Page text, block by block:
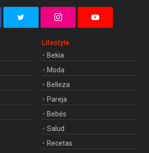
Lifestyle
Bekia
Moda
Belleza
Pareja
Bebés
Salud
Recetas